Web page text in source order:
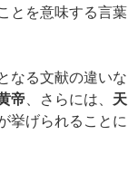
とを意味する言葉
なる文献の違いな
帝 、さらには、 天
挙げられることに